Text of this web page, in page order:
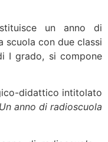
un anno di
scuola con due classi
I grado, si compone
didattico intitolato
anno di radioscuola